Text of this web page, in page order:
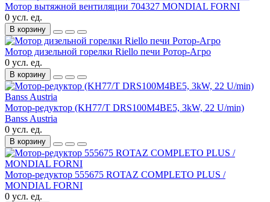
Мотор вытяжной вентиляции 704327 MONDIAL FORNI
0 усл. ед.
В корзину
Мотор дизельной горелки Riello печи Ротор-Агро
0 усл. ед.
В корзину
Мотор-редуктор (KH77/T DRS100M4BE5, 3kW, 22 U/min)
Banss Austria
0 усл. ед.
В корзину
Мотор-редуктор 555675 ROTAZ COMPLETO PLUS /
MONDIAL FORNI
0 усл. ед.